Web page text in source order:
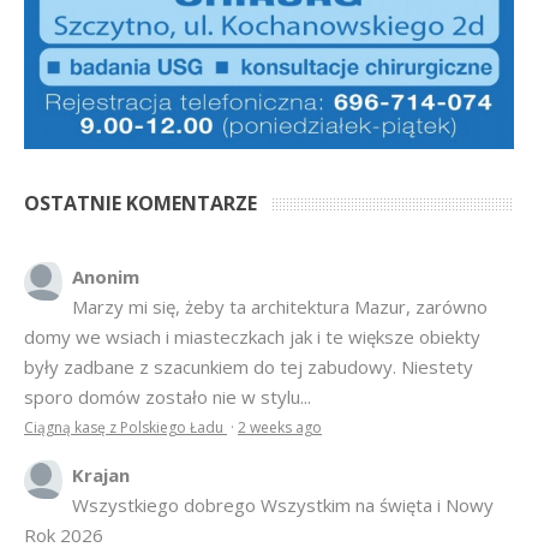
OSTATNIE KOMENTARZE
Anonim
Marzy mi się, żeby ta architektura Mazur, zarówno
domy we wsiach i miasteczkach jak i te większe obiekty
były zadbane z szacunkiem do tej zabudowy. Niestety
sporo domów zostało nie w stylu...
Ciągną kasę z Polskiego Ładu · 2 weeks ago
Krajan
Wszystkiego dobrego Wszystkim na święta i Nowy
Rok 2026